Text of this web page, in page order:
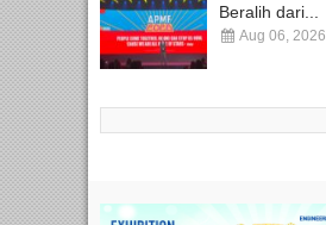
Beralih dari...
Aug 06, 2026